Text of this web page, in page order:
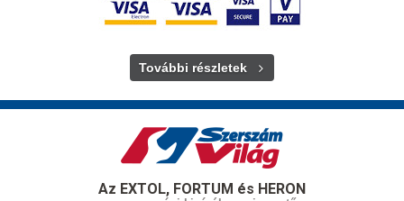
További részletek
Az EXTOL, FORTUM és HERON